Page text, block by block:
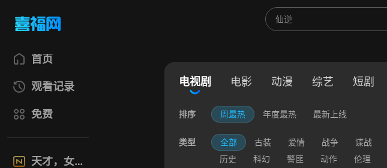
首页
观看记录
免费
天才，女友
电视剧 电影 动漫 综艺 短剧
排序 周最热 年度最热 最新上线
类型 全部 古装 爱情 战争 谍战
历史
科幻 警匪 动作 伦理